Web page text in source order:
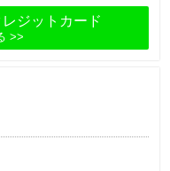
ジットカード